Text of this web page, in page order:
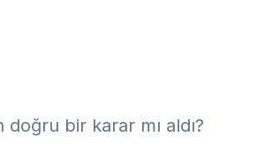
doğru bir karar mı aldı?